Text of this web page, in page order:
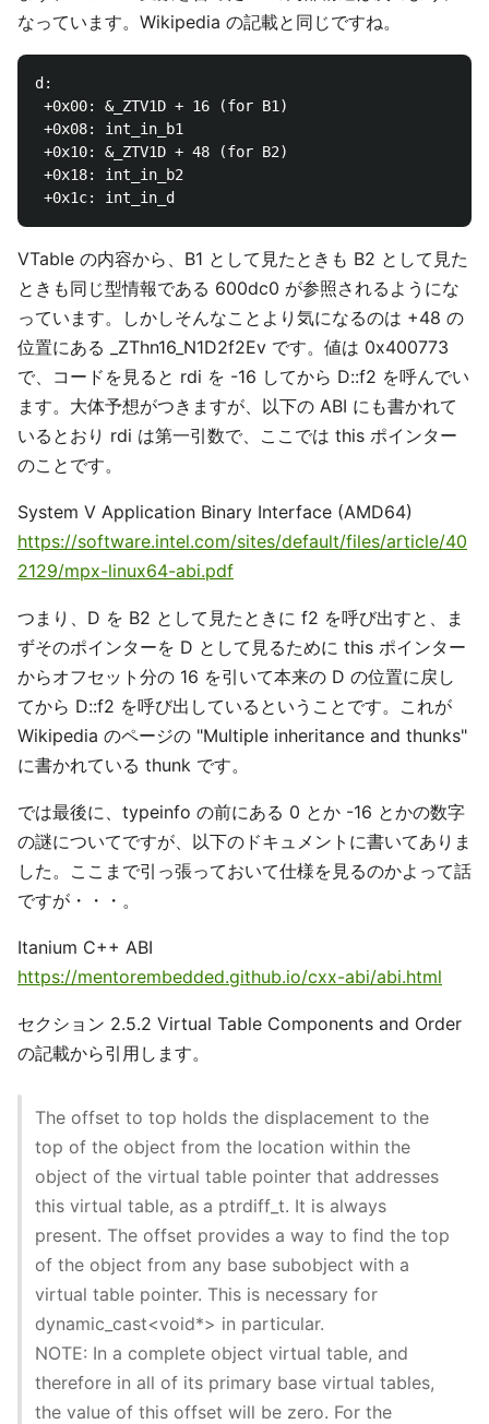
なっています。Wikipedia の記載と同じですね。
d:
+0x00: &_ZTV1D + 16 (for B1)
+0x08: int_in_b1
+0x10: &_ZTV1D + 48 (for B2)
+0x18: int_in_b2
VTable の内容から、B1 として見たときも B2 として見た
ときも同じ型情報である 600dc0 が参照されるようにな
っています。しかしそんなことより気になるのは +48 の
位置にある _ZThn16_N1D2f2Ev です。値は 0x400773
で、コードを見ると rdi を -16 してから D::f2 を呼んでい
ます。大体予想がつきますが、以下の ABI にも書かれて
いるとおり rdi は第一引数で、ここでは this ポインター
のことです。
System V Application Binary Interface (AMD64)
https://software.intel.com/sites/default/files/article/40
2129/mpx-linux64-abi.pdf
つまり、D を B2 として見たときに f2 を呼び出すと、ま
ずそのポインターを D として見るために this ポインター
からオフセット分の 16 を引いて本来の D の位置に戻し
てから D::f2 を呼び出しているということです。これが
Wikipedia のページの "Multiple inheritance and thunks"
に書かれている thunk です。
では最後に、typeinfo の前にある 0 とか -16 とかの数字
の謎についてですが、以下のドキュメントに書いてありま
した。ここまで引っ張っておいて仕様を見るのかよって話
ですが・・・。
Itanium C++ ABI
https://mentorembedded.github.io/cxx-abi/abi.html
セクション 2.5.2 Virtual Table Components and Order
の記載から引用します。
The offset to top holds the displacement to the
top of the object from the location within the
object of the virtual table pointer that addresses
this virtual table, as a ptrdiff_t. It is always
present. The offset provides a way to find the top
of the object from any base subobject with a
virtual table pointer. This is necessary for
dynamic_cast<void*> in particular.
NOTE: In a complete object virtual table, and
therefore in all of its primary base virtual tables,
the value of this offset will be zero. For the